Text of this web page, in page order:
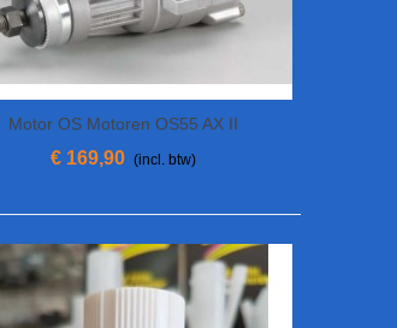
View More
Motor OS Motoren OS55 AX II
€ 169,90 (incl. btw)